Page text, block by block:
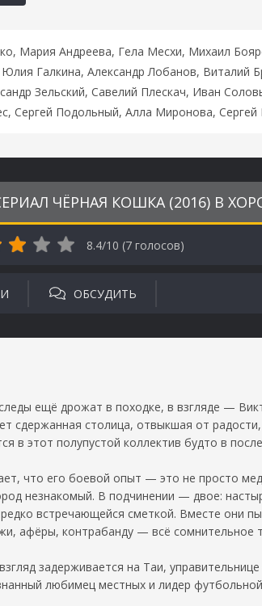
Мария Андреева, Гела Месхи, Михаил
Галкина, Александр Лобанов,
Зельский, Савелий Плескач, Иван
Сергей Подольный, Алла Миронова, Сергей
ЧЁРНАЯ КОШКА (2016) В
8.4/10 (7 голосов)
ОБСУДИТЬ
ещё дрожат в походке, в взгляде —
сдержанная столица, отвыкшая от
в этот полупустой коллектив будто в
что его боевой опыт — это не просто
незнакомый. В подчинении — двое:
встречающейся сметкой. Вместе они
афёры, контрабанду — всё сомнительное
задерживается на Таи,
любимец местных и лидер